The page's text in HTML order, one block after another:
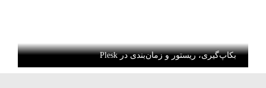
بکاپ‌گیری، ریستور و زمان‌بندی در Plesk